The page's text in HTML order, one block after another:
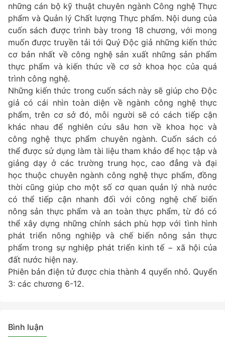
những cán bộ kỹ thuật chuyên ngành Công nghệ Thực
phẩm và Quản lý Chất lượng Thực phẩm. Nội dung của
cuốn sách được trình bày trong 18 chương, với mong
muốn được truyền tải tới Quý Độc giả những kiến thức
cơ bản nhất về công nghệ sản xuất những sản phẩm
thực phẩm và kiến thức về cơ sở khoa học của quá
trình công nghệ.
Những kiến thức trong cuốn sách này sẽ giúp cho Độc
giả có cái nhìn toàn diện về ngành công nghệ thực
phẩm, trên cơ sở đó, mỗi người sẽ có cách tiếp cận
khác nhau để nghiên cứu sâu hơn về khoa học và
công nghệ thực phẩm chuyên ngành. Cuốn sách có
thể được sử dụng làm tài liệu tham khảo để học tập và
giảng dạy ở các trường trung học, cao đẳng và đại
học thuộc chuyên ngành công nghệ thực phẩm, đồng
thời cũng giúp cho một số cơ quan quản lý nhà nước
có thể tiếp cận nhanh đối với công nghệ chế biến
nông sản thực phẩm và an toàn thực phẩm, từ đó có
thể xây dựng những chính sách phù hợp với tình hình
phát triển nông nghiệp và chế biến nông sản thực
phẩm trong sự nghiệp phát triển kinh tế − xã hội của
đất nước hiện nay.
Phiên bản điện tử được chia thành 4 quyển nhỏ. Quyển
3: các chương 6-12.
Bình luận